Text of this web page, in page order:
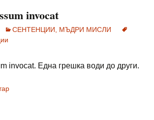
invocat
СЕНТЕНЦИИ, МЪДРИ МИСЛИ
invocat. Една грешка води до други.